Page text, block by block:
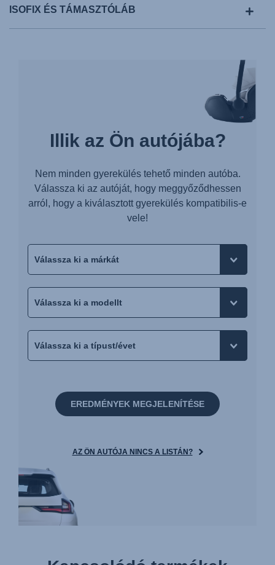
ISOFIX ÉS TÁMASZTÓLÁB
Illik az Ön autójába?
Nem minden gyerekülés tehető minden autóba.
Válassza ki az autóját, hogy meggyőződhessen
arról, hogy a kiválasztott gyerekülés kompatibilis-e
vele!
EREDMÉNYEK MEGJELENÍTÉSE
AZ ÖN AUTÓJA NINCS A LISTÁN?